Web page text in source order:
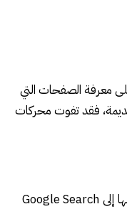
معرفة الصفحات التي
فقد تفوت محركات
محدثة وإرسالها إلى Google Search